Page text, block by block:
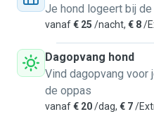
Je hond logeert bij
vanaf€ 25 /nacht, € 8/
Dagopvang hond
Vind dagopvang voor
de oppas
vanaf€ 20/dag, € 7/